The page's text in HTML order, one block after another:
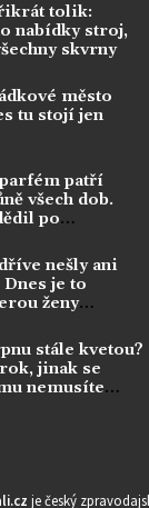
tolik:
nabídky stroj,
skvrny
město
tu stojí jen
patří
všech dob.
po
nešly ani
je to
ženy
stále kvetou?
jinak se
nemusíte
je český